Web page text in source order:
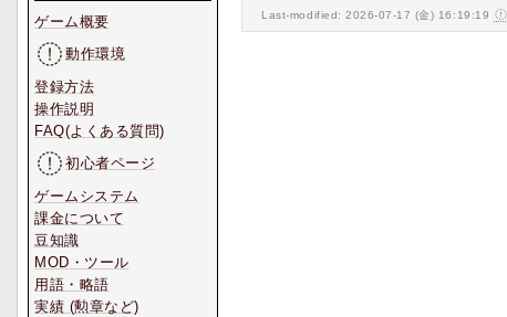
Last-modified: 2026-07-17 (金) 16:19:19
ゲーム概要
動作環境
登録方法
操作説明
FAQ(よくある質問)
初心者ページ
ゲームシステム
課金について
豆知識
MOD・ツール
用語・略語
実績 (勲章など)